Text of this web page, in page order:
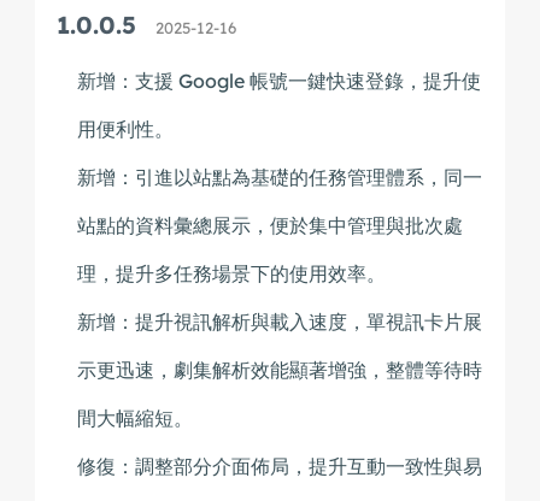
1.0.0.5 2025-12-16
新增：支援 Google 帳號一鍵快速登錄，提升使
用便利性。
新增：引進以站點為基礎的任務管理體系，同一
站點的資料彙總展示，便於集中管理與批次處
理，提升多任務場景下的使用效率。
新增：提升視訊解析與載入速度，單視訊卡片展
示更迅速，劇集解析效能顯著增強，整體等待時
間大幅縮短。
修復：調整部分介面佈局，提升互動一致性與易